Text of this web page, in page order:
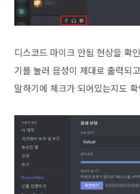
디스코드 마이크 안됨 현상을 확
기를 눌러 음성이 제대로 출력되
말하기에 체크가 되어있는지도